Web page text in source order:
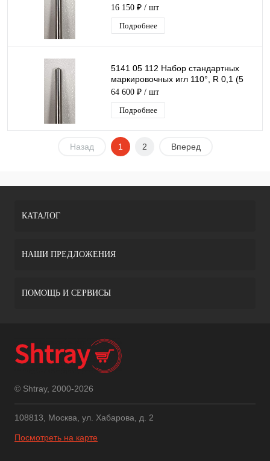
(60°)
16 150 ₽ / шт
Подробнее
5141 05 112 Набор стандартных
маркировочных игл 110°, R 0,1 (5
шт.)
64 600 ₽ / шт
Подробнее
Назад 1 2 Вперед
КАТАЛОГ
НАШИ ПРЕДЛОЖЕНИЯ
ПОМОЩЬ И СЕРВИСЫ
© Shtray, 2000-2026
108813, Москва, ул. Хабарова, д. 2
Посмотреть на карте